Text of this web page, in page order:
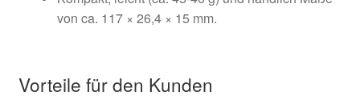
von ca. 117 × 26,4 × 15 mm.
Vorteile für den Kunden